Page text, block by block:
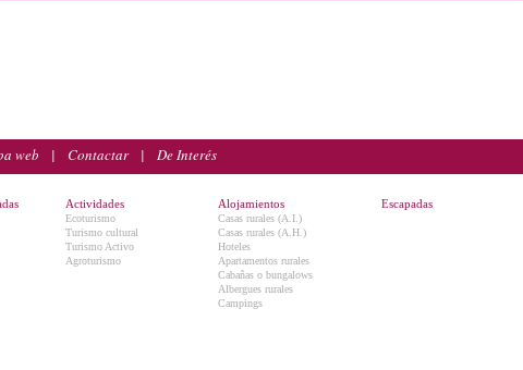
web | Contactar| De Interés
Actividades
Ecoturismo
Turismo cultural
Turismo Activo
Agroturismo
Alojamientos
Casas rurales (A.I.)
Casas rurales (A.H.)
Hoteles
Apartamentos rurales
Cabañas o bungalows
Albergues rurales
Campings
Escapadas